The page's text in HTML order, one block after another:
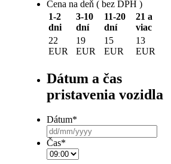
Cena na deň ( bez DPH )
1-2
dni
3-10
dní
11-20
dní
21 a
viac
22
EUR
19
EUR
15
EUR
13
EUR
Dátum a čas
pristavenia vozidla
Dátum*
slash
Čas*